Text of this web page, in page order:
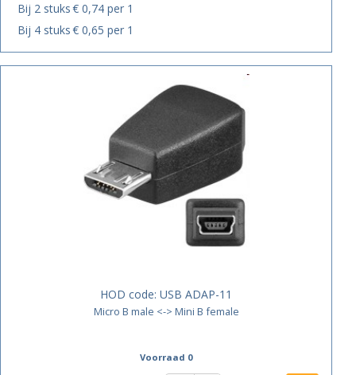
Bij 2 stuks€ 0,74 per 1
Bij 4 stuks€ 0,65 per 1
HOD code: USB ADAP-11
Micro B male <-> Mini B female
Voorraad 0